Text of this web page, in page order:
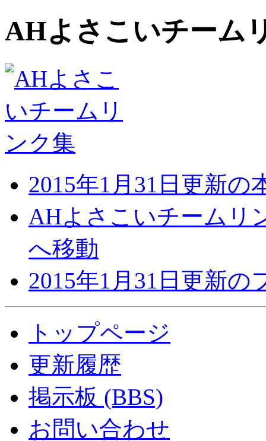
AHよさこいチーム
2015年1月31日更新の
AHよさこいチームリ
へ移動
2015年1月31日更新の
トップページ
更新履歴
掲示板 (BBS)
お問い合わせ